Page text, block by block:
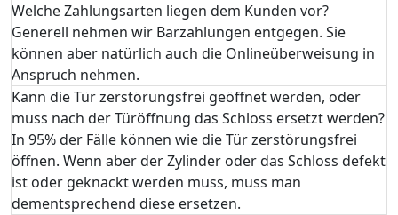
Welche Zahlungsarten liegen dem Kunden vor?
Generell nehmen wir Barzahlungen entgegen. Sie
können aber natürlich auch die Onlineüberweisung in
Anspruch nehmen.
Kann die Tür zerstörungsfrei geöffnet werden, oder
muss nach der Türöffnung das Schloss ersetzt werden?
In 95% der Fälle können wie die Tür zerstörungsfrei
öffnen. Wenn aber der Zylinder oder das Schloss defekt
ist oder geknackt werden muss, muss man
dementsprechend diese ersetzen.